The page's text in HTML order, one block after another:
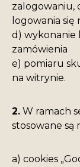
zalogowaniu,
logowania
d) wykonanie
zamówienia
e) pomiaru
na witrynie.
2. W ramach
stosowane są
a) cookies